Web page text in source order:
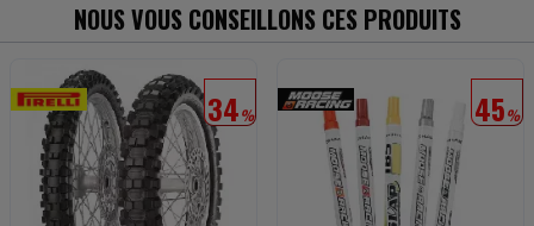
NOUS VOUS CONSEILLONS CES PRODUITS
34% 45%